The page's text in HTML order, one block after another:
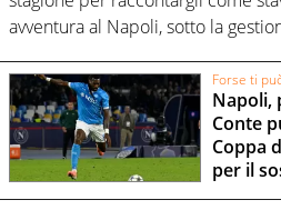
avventura al Napoli, sotto la
Forse ti
Napoli,
Conte
Coppa
per il